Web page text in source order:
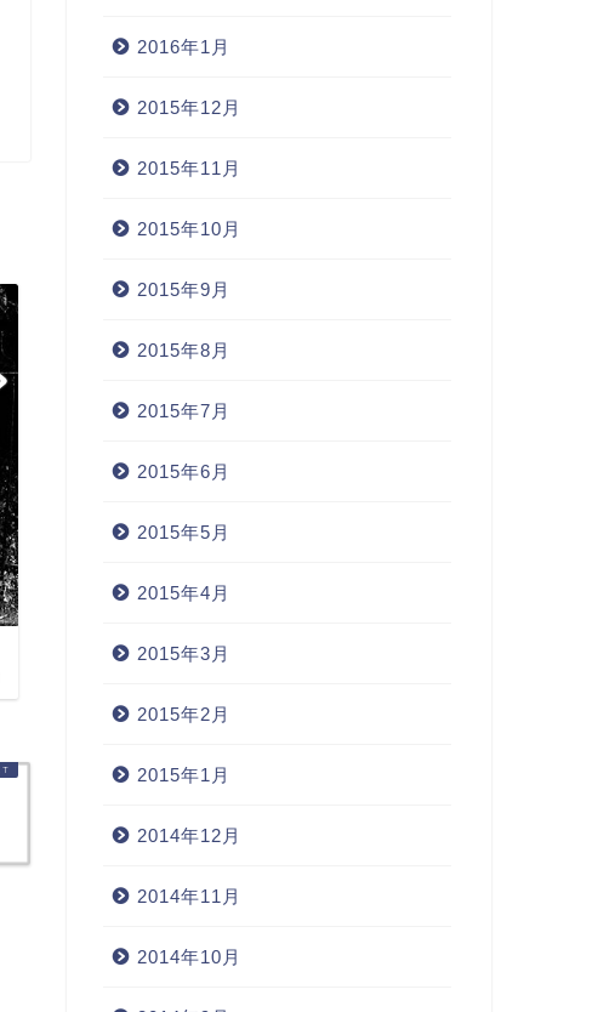
「CREATIVE FREEDOM 自由×
2016年1月
2015年12月
2015年11月
2015年10月
2015年9月
2015年8月
2015年7月
2015年6月
2015年5月
2015年4月
2015年3月
2015年2月
2015年1月
2014年12月
2014年11月
2014年10月